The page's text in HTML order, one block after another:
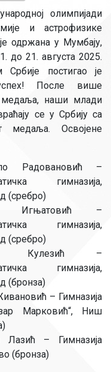
олимпијади
и астрофизике
одржана у Мумбају,
до 21. августа 2025.
Србије постигао је
После више
медаља, наши млади
се у Србију са
медаља. Освојене
Радовановић –
гимназија,
(сребро)
Игњатовић –
гимназија,
(сребро)
Кулезић –
гимназија,
(бронза)
– Гимназија
Марковић“, Ниш
Лазић – Гимназија
(бронза)